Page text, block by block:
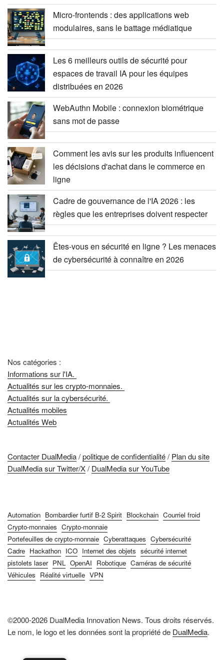
Micro-frontends : des applications web
modulaires, sans le battage médiatique
Les 6 meilleurs outils de sécurité pour
espaces de travail IA pour les équipes
distribuées en 2026
WebAuthn Mobile : connexion biométrique
sans mot de passe
Comment les avis sur les produits influencent
les décisions d'achat dans le commerce en
ligne
Cadre de gouvernance de l'IA 2026 : les
règles que les entreprises doivent respecter
Êtes-vous en sécurité en ligne ? Les menaces
de cybersécurité à connaître en 2026
Nos catégories :
Informations sur l'IA.
Actualités sur les crypto-monnaies.
Actualités sur la cybersécurité.
Actualités mobiles
Actualités Web
Contacter DualMedia/politique de confidentialité/ Plan du site
DualMedia sur Twitter/X/ DualMedia sur YouTube
Automation Bombardier furtif B-2 Spirit Blockchain Courriel froid
Crypto-monnaies Crypto-monnaie
Portefeuilles de crypto-monnaie Cyberattaques Cybersécurité
Cadre Hackathon ICO Internet des objets sécurité internet
pistolets laser PNL OpenAI Robotique Caméras de sécurité
Véhicules Réalité virtuelle VPN
©2000-2026 DualMedia Innovation News. Tous droits réservés.
Le nom, le logo et les données sont la propriété de DualMedia.